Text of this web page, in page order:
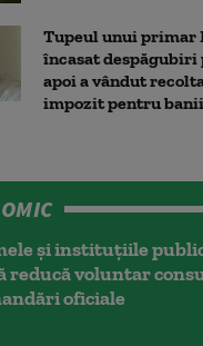
Tupeul unui primar
încasat despăgubiri
apoi a vândut
impozit pentru banii
și instituțiile
reducă voluntar
oficiale